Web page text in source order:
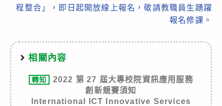
程整合」，即日起開放線上報名，敬請教職員生踴躍
報名修課。
相關內容
轉知
2022 第 27 屆大專校院資訊應用服務
創新競賽須知
International ICT Innovative Services